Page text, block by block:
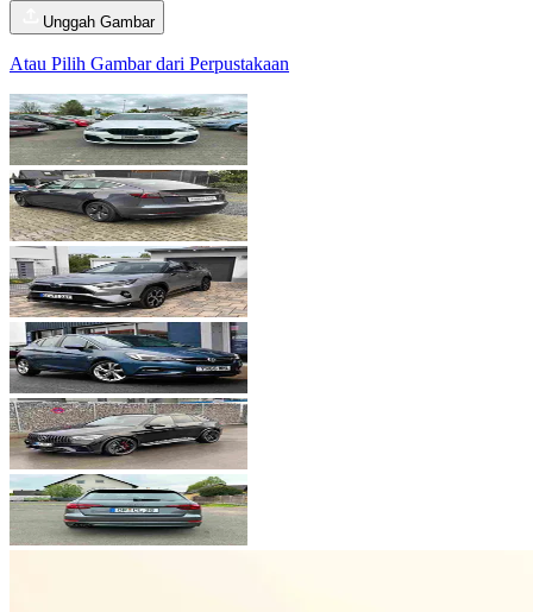
Unggah Gambar
Atau Pilih Gambar dari Perpustakaan